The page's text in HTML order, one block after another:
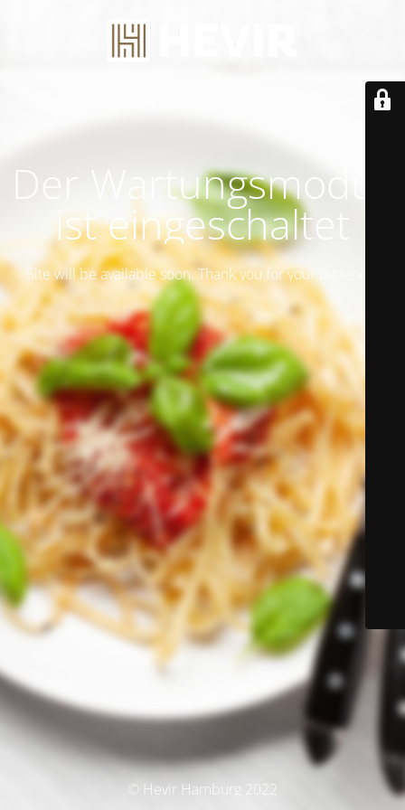
Der Wartungsmodus
ist eingeschaltet
Site will be available soon. Thank you for your patience!
© Hevir Hamburg 2022